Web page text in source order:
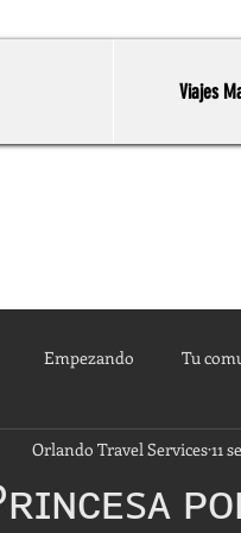
Viajes
Empezando Tu
Orlando Travel Services11